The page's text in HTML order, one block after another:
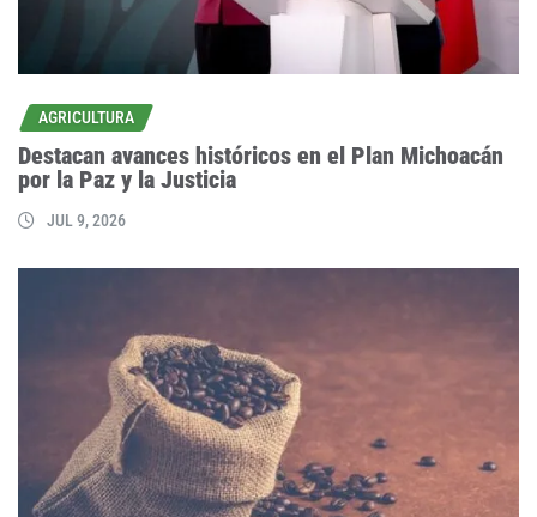
AGRICULTURA
Destacan avances históricos en el Plan Michoacán
por la Paz y la Justicia
JUL 9, 2026